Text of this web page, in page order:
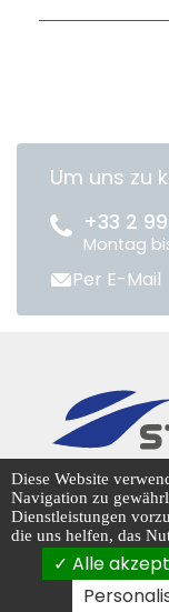
Um uns zu
+33 2
Montag
Per E-Mail
CENTRADIS ©
Cookie-
Diese Website
Navigation zu
Dienstleistungen
die uns helfen, das
Alle